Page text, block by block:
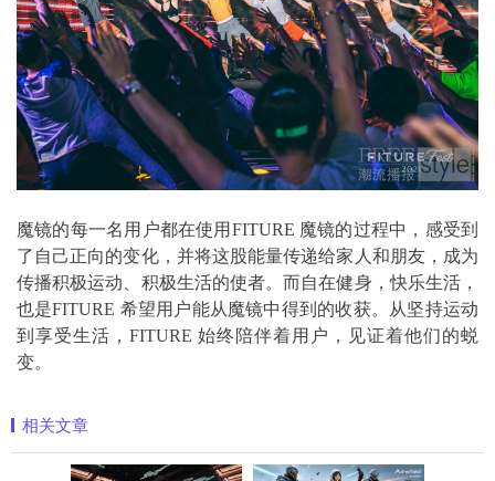
魔镜的每一名用户都在使用FITURE 魔镜的过程中，感受到
了自己正向的变化，并将这股能量传递给家人和朋友，成为
传播积极运动、积极生活的使者。而自在健身，快乐生活，
也是FITURE 希望用户能从魔镜中得到的收获。从坚持运动
到享受生活，FITURE 始终陪伴着用户，见证着他们的蜕
变。
相关文章